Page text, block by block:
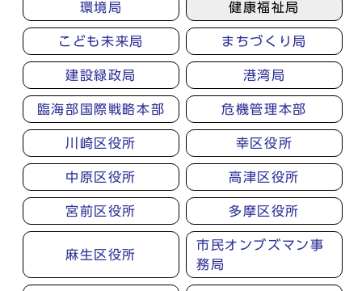
環境局 健康福祉局
こども未来局 まちづくり局
建設緑政局 港湾局
臨海部国際戦略本部 危機管理本部
川崎区役所 幸区役所
中原区役所 高津区役所
宮前区役所 多摩区役所
麻生区役所
市民オンブズマン事
務局